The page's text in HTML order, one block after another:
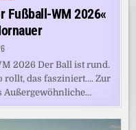
Fußball-WM 2026«
2026 Der Ball ist rund.
rollt, das fasziniert…. Zur
Außergewöhnliche…